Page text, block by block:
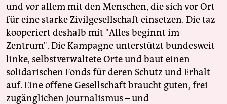
und vor allem mit den Menschen, die sich vor Ort
für eine starke Zivilgesellschaft einsetzen. Die taz
kooperiert deshalb mit "Alles beginnt im
Zentrum". Die Kampagne unterstützt bundesweit
linke, selbstverwaltete Orte und baut einen
solidarischen Fonds für deren Schutz und Erhalt
auf. Eine offene Gesellschaft braucht guten, frei
zugänglichen Journalismus – und